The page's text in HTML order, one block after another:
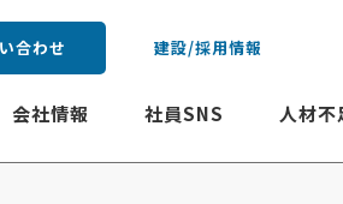
合わせ 建設/採用情報
会社情報 社員SNS 人材不